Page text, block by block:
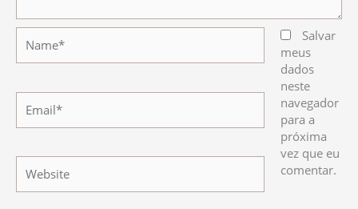
Salvar
meus
dados
neste
navegador
para a
próxima
vez que eu
comentar.